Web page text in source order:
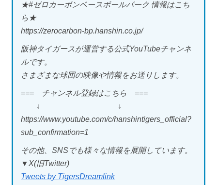
★#ゼロカーボンベースボールパーク 情報はこち
ら★
https://zerocarbon-bp.hanshin.co.jp/
阪神タイガースが運営する公式YouTubeチャンネ
ルです。
さまざまな球団の映像や情報をお送りします。
=== チャンネル登録はこちら ===
↓ ↓
https://www.youtube.com/c/hanshintigers_official?
sub_confirmation=1
その他、SNSでも様々な情報を展開しています。
▼X(旧Twitter)
Tweets by TigersDreamlink